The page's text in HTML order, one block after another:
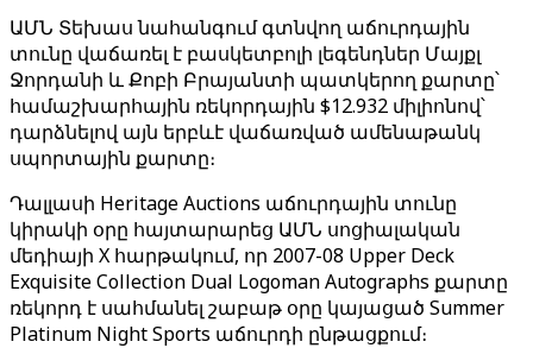
ԱՄՆ Տեխաս նահանգում գտնվող աճուրդային
տունը վաճառել է բասկետբոլի լեգենդներ Մայքլ
Ջորդանի և Քոբի Բրայանտի պատկերող քարտը՝
համաշխարհային ռեկորդային $12.932 միլիոնով՝
դարձնելով այն երբևէ վաճառված ամենաթանկ
սպորտային քարտը։
Դալլասի Heritage Auctions աճուրդային տունը
կիրակի օրը հայտարարեց ԱՄՆ սոցիալական
մեդիայի X հարթակում, որ 2007-08 Upper Deck
Exquisite Collection Dual Logoman Autographs քարտը
ռեկորդ է սահմանել շաբաթ օրը կայացած Summer
Platinum Night Sports աճուրդի ընթացքում։